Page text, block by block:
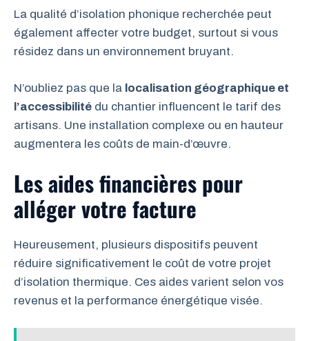
La qualité d’isolation phonique recherchée peut
également affecter votre budget, surtout si vous
résidez dans un environnement bruyant.
N’oubliez pas que la localisation géographique et
l’accessibilité du chantier influencent le tarif des
artisans. Une installation complexe ou en hauteur
augmentera les coûts de main-d’œuvre.
Les aides financières pour
alléger votre facture
Heureusement, plusieurs dispositifs peuvent
réduire significativement le coût de votre projet
d’isolation thermique. Ces aides varient selon vos
revenus et la performance énergétique visée.